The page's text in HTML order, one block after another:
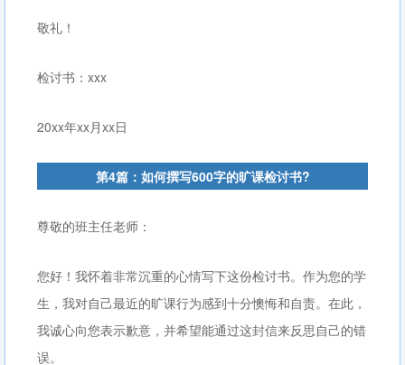
敬礼！
检讨书：xxx
20xx年xx月xx日
第4篇：如何撰写600字的旷课检讨书?
尊敬的班主任老师：
您好！我怀着非常沉重的心情写下这份检讨书。作为您的学
生，我对自己最近的旷课行为感到十分懊悔和自责。在此，
我诚心向您表示歉意，并希望能通过这封信来反思自己的错
误。